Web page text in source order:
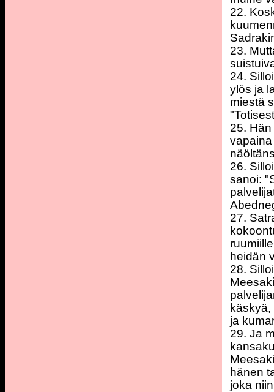
22.
23.
24.
ylös ja
miestä
25.
26.
sanoi:
27.
heidän
28.
ja
29. Ja
hänen
joka